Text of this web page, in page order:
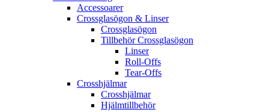
Accessoarer
Crossglasögon & Linser
Crossglasögon
Tillbehör Crossglasögon
Linser
Roll-Offs
Tear-Offs
Crosshjälmar
Crosshjälmar
Hjälmtillbehör